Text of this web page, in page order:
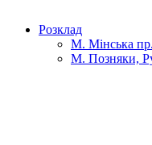
Розклад
М. Мінська
М. Позняки,